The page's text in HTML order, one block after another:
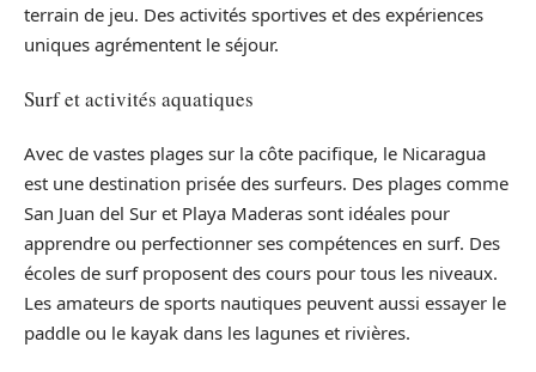
terrain de jeu. Des activités sportives et des expériences
uniques agrémentent le séjour.
Surf et activités aquatiques
Avec de vastes plages sur la côte pacifique, le Nicaragua
est une destination prisée des surfeurs. Des plages comme
San Juan del Sur et Playa Maderas sont idéales pour
apprendre ou perfectionner ses compétences en surf. Des
écoles de surf proposent des cours pour tous les niveaux.
Les amateurs de sports nautiques peuvent aussi essayer le
paddle ou le kayak dans les lagunes et rivières.